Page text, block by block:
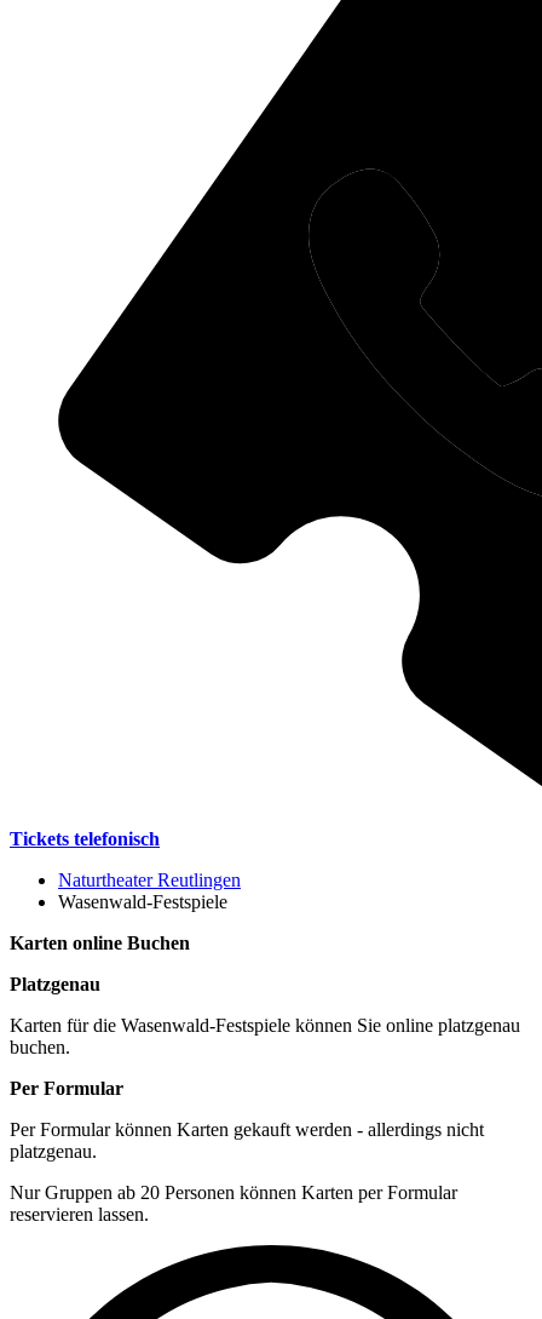
Tickets telefonisch
Naturtheater Reutlingen
Wasenwald-Festspiele
Karten online Buchen
Platzgenau
Karten für die Wasenwald-Festspiele können Sie online platzgenau
buchen.
Per Formular
Per Formular können Karten gekauft werden - allerdings nicht
platzgenau.
Nur Gruppen ab 20 Personen können Karten per Formular
reservieren lassen.